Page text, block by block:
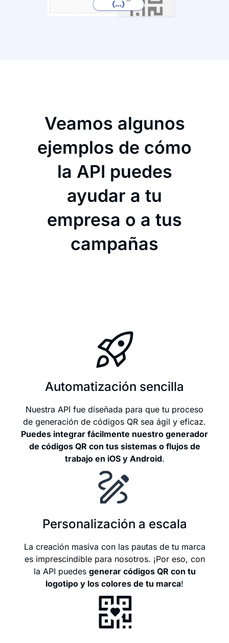
Veamos algunos
ejemplos de cómo
la API puedes
ayudar a tu
empresa o a tus
campañas
Automatización sencilla
Nuestra API fue diseñada para que tu proceso
de generación de códigos QR sea ágil y eficaz.
Puedes integrar fácilmente nuestro generador
de códigos QR con tus sistemas o flujos de
trabajo en iOS y Android.
Personalización a escala
La creación masiva con las pautas de tu marca
es imprescindible para nosotros. ¡Por eso, con
la API puedes generar códigos QR con tu
logotipo y los colores de tu marca!